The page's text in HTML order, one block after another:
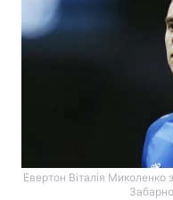
Евертон Віталія Миколенко